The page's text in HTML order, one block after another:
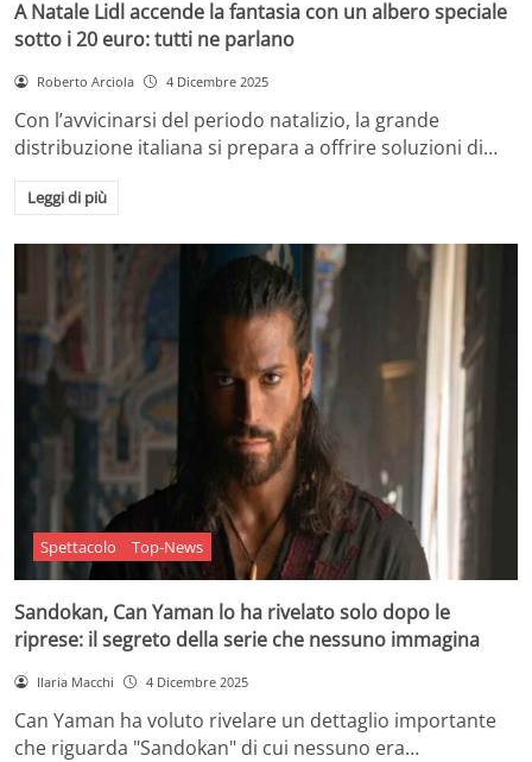
A Natale Lidl accende la fantasia con un albero speciale
sotto i 20 euro: tutti ne parlano
Roberto Arciola 4 Dicembre 2025
Con l’avvicinarsi del periodo natalizio, la grande
distribuzione italiana si prepara a offrire soluzioni di…
Leggi di più
Spettacolo Top-News
Sandokan, Can Yaman lo ha rivelato solo dopo le
riprese: il segreto della serie che nessuno immagina
Ilaria Macchi 4 Dicembre 2025
Can Yaman ha voluto rivelare un dettaglio importante
che riguarda "Sandokan" di cui nessuno era…